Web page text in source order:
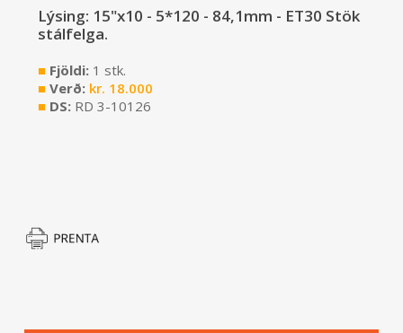
Lýsing: 15"x10 - 5*120 - 84,1mm - ET30 Stök
stálfelga.
■Fjöldi: 1 stk.
■Verð: kr. 18.000
■DS: RD 3-10126